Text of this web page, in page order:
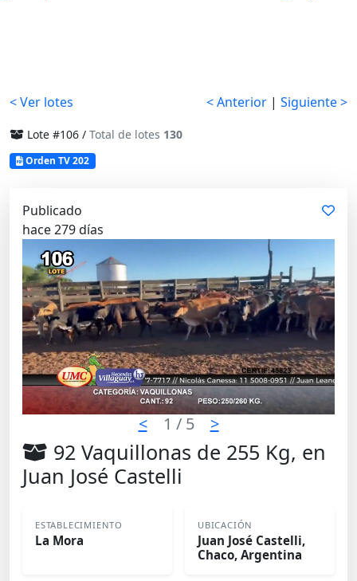
< Ver lotes < Anterior | Siguiente >
Lote #106 / Total de lotes 130
Orden TV 202
Publicado
hace 279 días
< 1 / 5 >
92 Vaquillonas de 255 Kg, en
Juan José Castelli
ESTABLECIMIENTO
La Mora
UBICACIÓN
Juan José Castelli,
Chaco, Argentina